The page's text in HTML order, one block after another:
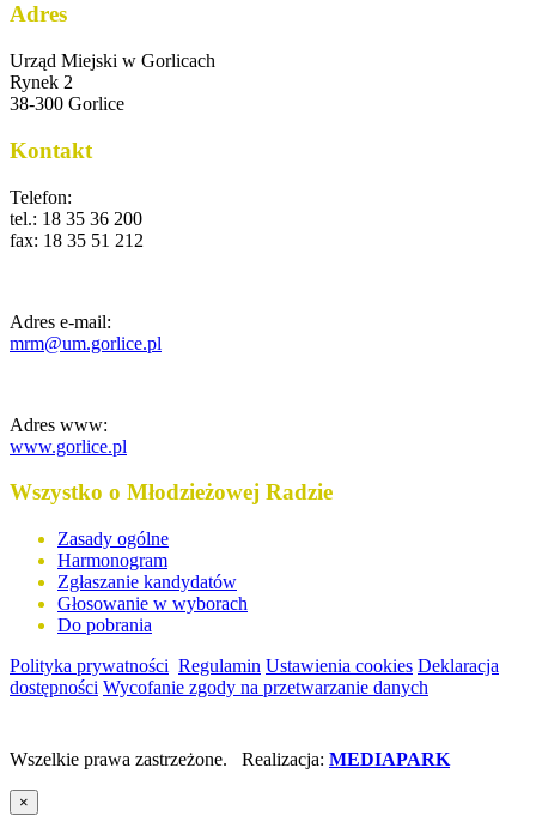
Adres
Urząd Miejski w Gorlicach
Rynek 2
38-300 Gorlice
Kontakt
Telefon:
tel.: 18 35 36 200
fax: 18 35 51 212
Adres e-mail:
mrm@um.gorlice.pl
Adres www:
www.gorlice.pl
Wszystko o Młodzieżowej Radzie
Zasady ogólne
Harmonogram
Zgłaszanie kandydatów
Głosowanie w wyborach
Do pobrania
Polityka prywatności Regulamin Ustawienia cookies Deklaracja
dostępności Wycofanie zgody na przetwarzanie danych
Wszelkie prawa zastrzeżone. Realizacja: MEDIAPARK
×